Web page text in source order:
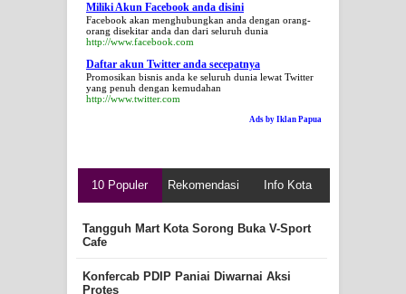
Miliki Akun Facebook anda disini
Facebook akan menghubungkan anda dengan orang-
orang disekitar anda dan dari seluruh dunia
http://www.facebook.com
Daftar akun Twitter anda secepatnya
Promosikan bisnis anda ke seluruh dunia lewat Twitter
yang penuh dengan kemudahan
http://www.twitter.com
Ads by Iklan Papua
10 Populer Rekomendasi Info Kota
Tangguh Mart Kota Sorong Buka V-Sport
Cafe
Konfercab PDIP Paniai Diwarnai Aksi
Protes